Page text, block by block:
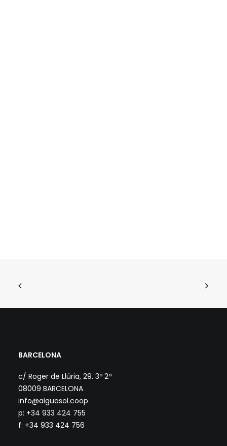
BARCELONA
c/ Roger de Llúria, 29. 3º 2ª
08009 BARCELONA
info@aiguasol.coop
p: +34 933 424 755
f: +34 933 424 756